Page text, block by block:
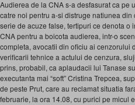
Audierea de la CNA s-a desfasurat ca pe
catre noi pentru a-si distruge natiunea
serie de acuze false, tertipuri ce denota
CNA pentru a boicota audierea, intr-o
completa, avocatii din oficiu ai cenzorului
verificarii tehnice a actului de cenzura,
prins, probabil, ca aplaudacii lui Tanase
executanta mai “soft” Cristina Trepcea,
de peste Prut, care au reclamat situatia
februarie, la ora 14.08, cu purici pe micul